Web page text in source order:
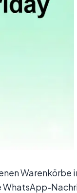
Warenkörbe
WhatsApp-